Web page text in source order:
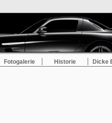
Fotogalerie Historie Dicke